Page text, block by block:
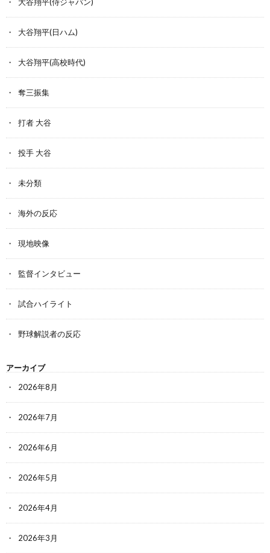
大谷翔平(日ハム)
大谷翔平(高校時代)
奪三振集
打者 大谷
投手 大谷
未分類
海外の反応
現地映像
監督インタビュー
試合ハイライト
野球解説者の反応
アーカイブ
2026年8月
2026年7月
2026年6月
2026年5月
2026年4月
2026年3月